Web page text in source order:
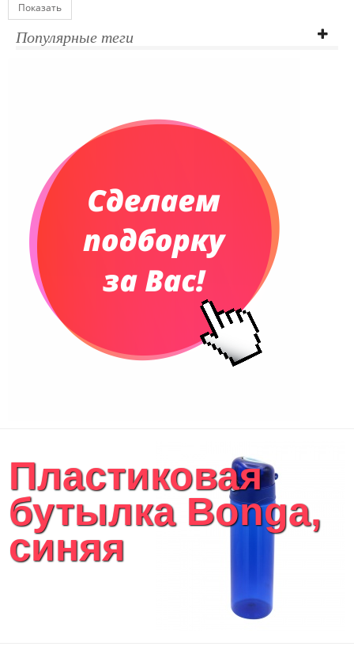
Показать
Популярные теги
Пластиковая
бутылка Bonga,
синяя